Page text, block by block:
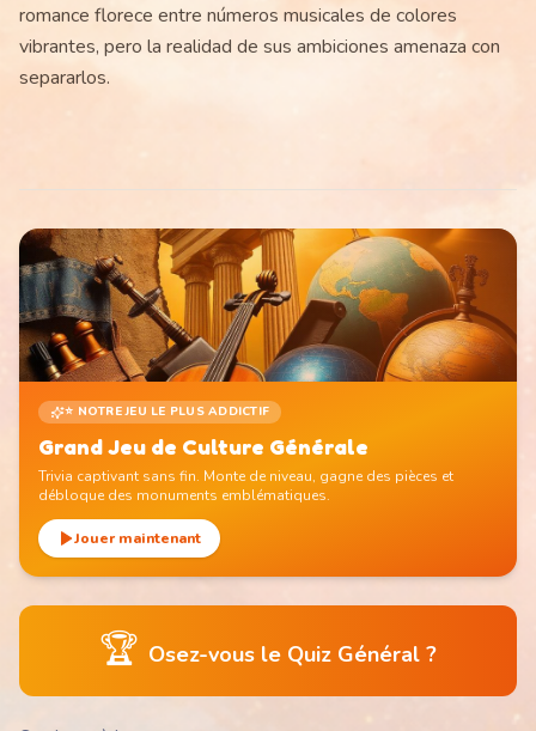
romance florece entre números musicales de colores
vibrantes, pero la realidad de sus ambiciones amenaza con
separarlos.
⭐ NOTRE JEU LE PLUS ADDICTIF
Grand Jeu de Culture Générale
Trivia captivant sans fin. Monte de niveau, gagne des pièces et
débloque des monuments emblématiques.
Jouer maintenant
🏆 Osez-vous le Quiz Général ?